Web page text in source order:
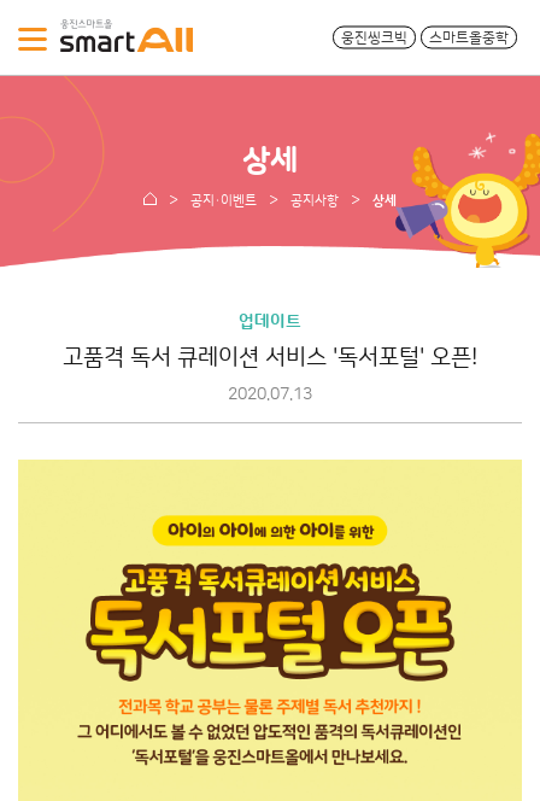
웅진씽크빅 스마트올중학
상세
공지·이벤트 공지사항 상세
업데이트
고품격 독서 큐레이션 서비스 '독서포털' 오픈!
2020.07.13